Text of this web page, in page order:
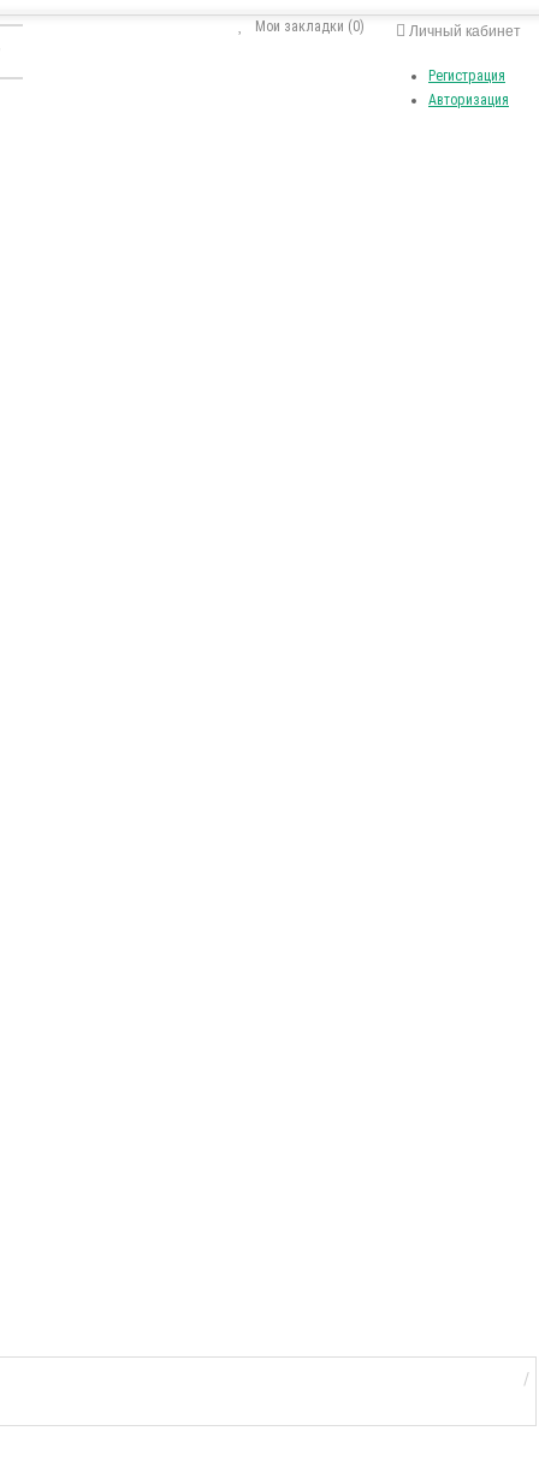
Личный кабинет
Регистрация
Авторизация
Мои закладки (0)